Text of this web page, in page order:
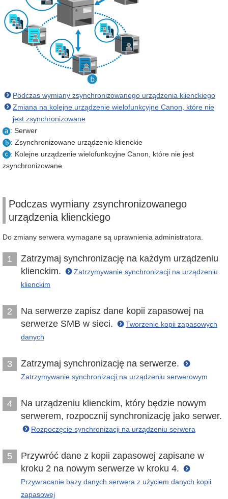
Podczas wymiany zsynchronizowanego urządzenia klienckiego
Zmiana na kolejne urządzenie wielofunkcyjne Canon, które nie
jest zsynchronizowane
: Serwer
: Zsynchronizowane urządzenie klienckie
: Kolejne urządzenie wielofunkcyjne Canon, które nie jest
zsynchronizowane
Podczas wymiany zsynchronizowanego
urządzenia klienckiego
Do zmiany serwera wymagane są uprawnienia administratora.
1
Zatrzymaj synchronizację na każdym urządzeniu
klienckim.
Zatrzymywanie synchronizacji na urządzeniu
klienckim
2
Na serwerze zapisz dane kopii zapasowej na
serwerze SMB w sieci.
Tworzenie kopii zapasowych
danych
3 Zatrzymaj synchronizację na serwerze.
Zatrzymywanie synchronizacji na urządzeniu serwerowym
4
Na urządzeniu klienckim, który będzie nowym
serwerem, rozpocznij synchronizację jako serwer.
Rozpoczęcie synchronizacji na urządzeniu serwera
5
Przywróć dane z kopii zapasowej zapisane w
kroku 2 na nowym serwerze w kroku 4.
Przywracanie bazy danych serwera z użyciem danych kopii
zapasowej